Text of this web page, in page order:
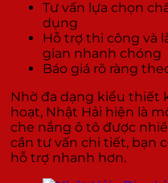
Tư vấn lựa chọn
dụng
Hỗ trợ thi công và
gian nhanh chóng
Báo giá rõ ràng
Nhờ đa dạng kiểu thiết
hoạt, Nhật Hải hiện là
che nắng ô tô được
cần tư vấn chi tiết, bạn
hỗ trợ nhanh hơn.